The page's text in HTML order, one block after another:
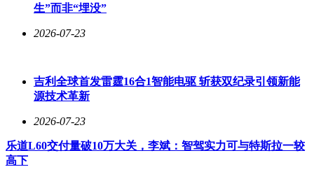
生”而非“埋没”
2026-07-23
吉利全球首发雷霆16合1智能电驱 斩获双纪录引领新能
源技术革新
2026-07-23
乐道L60交付量破10万大关，李斌：智驾实力可与特斯拉一较
高下